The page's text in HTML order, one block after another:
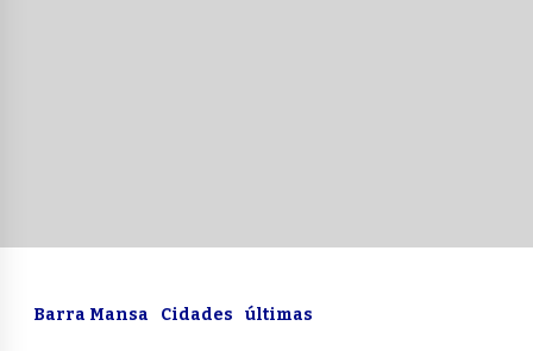
Barra Mansa Cidades últimas